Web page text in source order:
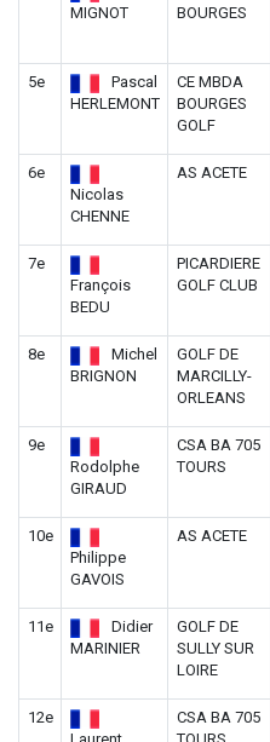
MIGNOT
BOURGES
5e
Pascal
HERLEMONT
CE MBDA
BOURGES
GOLF
6e
Nicolas
CHENNE
AS ACETE
7e
François
BEDU
PICARDIERE
GOLF CLUB
8e
Michel
BRIGNON
GOLF DE
MARCILLY-
ORLEANS
9e
Rodolphe
GIRAUD
CSA BA 705
TOURS
10e
Philippe
GAVOIS
AS ACETE
11e
Didier
MARINIER
GOLF DE
SULLY SUR
LOIRE
12e
CSA BA 705